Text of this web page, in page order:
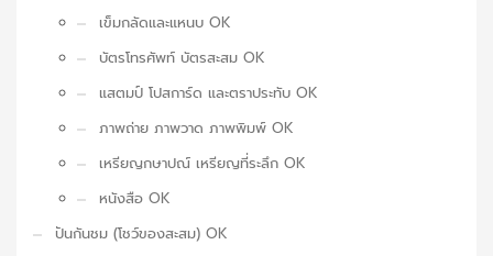
เข็มกลัดและแหนบ OK
บัตรโทรศัพท์ บัตรสะสม OK
แสตมป์ โปสการ์ด และตราประทับ OK
ภาพถ่าย ภาพวาด ภาพพิมพ์ OK
เหรียญกษาปณ์ เหรียญที่ระลึก OK
หนังสือ OK
ปันกันชม (โชว์ของสะสม) OK